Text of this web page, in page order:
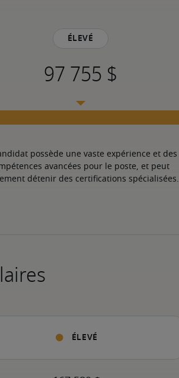
Élevé
possède une vaste expérience et des
avancées pour le poste, et peut
détenir des certifications spécialisées.